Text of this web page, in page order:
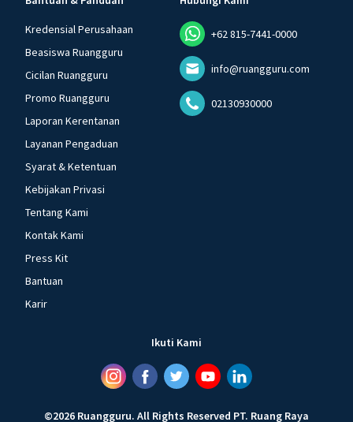
Kredensial Perusahaan
Beasiswa Ruangguru
Cicilan Ruangguru
Promo Ruangguru
Laporan Kerentanan
Layanan Pengaduan
Syarat & Ketentuan
Kebijakan Privasi
Tentang Kami
Kontak Kami
Press Kit
Bantuan
Karir
+62 815-7441-0000
info@ruangguru.com
02130930000
Ikuti Kami
©2026 Ruangguru. All Rights Reserved PT. Ruang Raya